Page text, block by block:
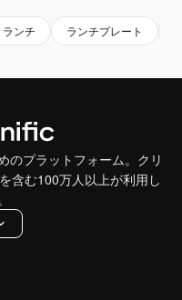
ランチ ランチプレート
のプラットフォーム。クリ
含む100万人以上が利用し